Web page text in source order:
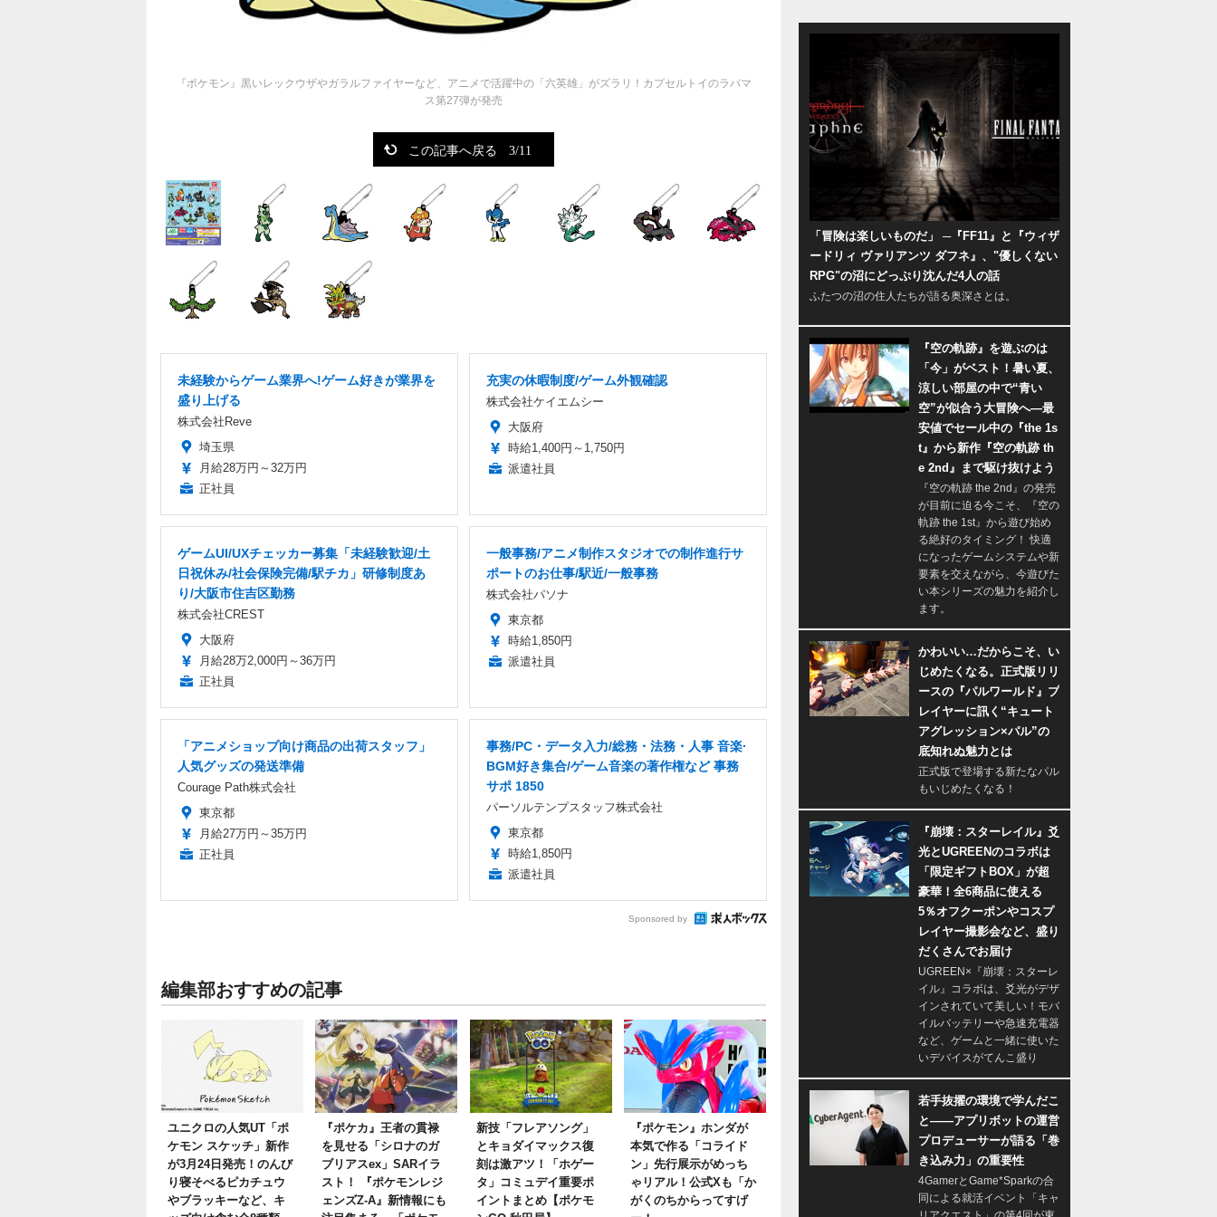
『ポケモン』黒いレックウザやガラルファイヤーなど、アニメで活躍中の「六英雄」がズラリ！カプセルトイのラバマ
ス第27弾が発売
この記事へ戻る 3/11
未経験からゲーム業界へ!ゲーム好きが業界を
盛り上げる
株式会社Reve
埼玉県
月給28万円～32万円
正社員
充実の休暇制度/ゲーム外観確認
株式会社ケイエムシー
大阪府
時給1,400円～1,750円
派遣社員
ゲームUI/UXチェッカー募集「未経験歓迎/土
日祝休み/社会保険完備/駅チカ」研修制度あ
り/大阪市住吉区勤務
株式会社CREST
大阪府
月給28万2,000円～36万円
正社員
一般事務/アニメ制作スタジオでの制作進行サ
ポートのお仕事/駅近/一般事務
株式会社パソナ
東京都
時給1,850円
派遣社員
「アニメショップ向け商品の出荷スタッフ」
人気グッズの発送準備
Courage Path株式会社
東京都
月給27万円～35万円
正社員
事務/PC・データ入力/総務・法務・人事 音楽·
BGM好き集合/ゲーム音楽の著作権など 事務
サポ 1850
パーソルテンプスタッフ株式会社
東京都
時給1,850円
派遣社員
Sponsored by
編集部おすすめの記事
ユニクロの人気UT「ポ
ケモン スケッチ」新作
が3月24日発売！のんび
り寝そべるピカチュウ
やブラッキーなど、キ
『ポケカ』王者の貫禄
を見せる「シロナのガ
ブリアスex」SARイラ
スト！ 『ポケモンレジ
ェンズZ-A』新情報にも
新技「フレアソング」
とキョダイマックス復
刻は激アツ！「ホゲー
タ」コミュデイ重要ポ
イントまとめ【ポケモ
『ポケモン』ホンダが
本気で作る「コライド
ン」先行展示がめっち
ゃリアル！公式Xも「か
がくのちからってすげ
「冒険は楽しいものだ」 ─『FF11』と『ウィザ
ードリィ ヴァリアンツ ダフネ』、"優しくない
RPG"の沼にどっぷり沈んだ4人の話
ふたつの沼の住人たちが語る奥深さとは。
『空の軌跡』を遊ぶのは
「今」がベスト！暑い夏、
涼しい部屋の中で“青い
空”が似合う大冒険へ―最
安値でセール中の『the 1s
t』から新作『空の軌跡 th
e 2nd』まで駆け抜けよう
『空の軌跡 the 2nd』の発売
が目前に迫る今こそ、『空の
軌跡 the 1st』から遊び始め
る絶好のタイミング！ 快適
になったゲームシステムや新
要素を交えながら、今遊びた
い本シリーズの魅力を紹介し
ます。
かわいい…だからこそ、い
じめたくなる。正式版リリ
ースの『パルワールド』プ
レイヤーに訊く“キュート
アグレッション×パル”の
底知れぬ魅力とは
正式版で登場する新たなパル
もいじめたくなる！
『崩壊：スターレイル』爻
光とUGREENのコラボは
「限定ギフトBOX」が超
豪華！全6商品に使える
5％オフクーポンやコスプ
レイヤー撮影会など、盛り
だくさんでお届け
UGREEN×『崩壊：スターレ
イル』コラボは、爻光がデザ
インされていて美しい！モバ
イルバッテリーや急速充電器
など、ゲームと一緒に使いた
いデバイスがてんこ盛り
若手抜擢の環境で学んだこ
と――アプリボットの運営
プロデューサーが語る「巻
き込み力」の重要性
4GamerとGame*Sparkの合
同による就活イベント「キャ